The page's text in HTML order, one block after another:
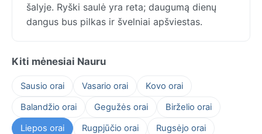
šalyje. Ryški saulė yra reta; daugumą dienų
dangus bus pilkas ir švelniai apšviestas.
Kiti mėnesiai Nauru
Sausio orai Vasario orai
Kovo orai
Balandžio orai
Gegužės orai
Birželio orai
Liepos orai
Rugpjūčio orai Rugsėjo orai